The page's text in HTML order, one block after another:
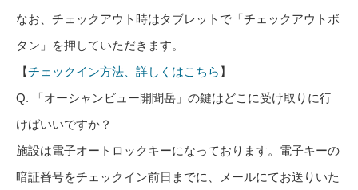
なお、チェックアウト時はタブレットで「チェックアウトボ
タン」を押していただきます。
【チェックイン方法、詳しくはこちら 】
Q. 「オーシャンビュー開聞岳」の鍵はどこに受け取りに行
けばいいですか？
施設は電子オートロックキーになっております。電子キーの
暗証番号をチェックイン前日までに、メールにてお送りいた